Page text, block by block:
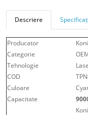
Descriere
Producator
Categorie
Tehnologie
COD
Culoare
Capacitate